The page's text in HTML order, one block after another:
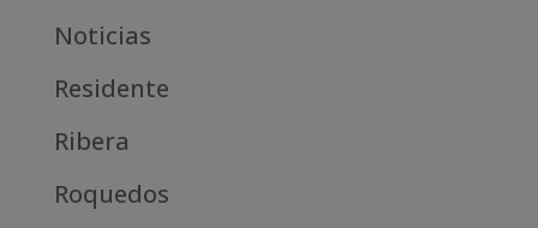
Noticias
Residente
Ribera
Roquedos